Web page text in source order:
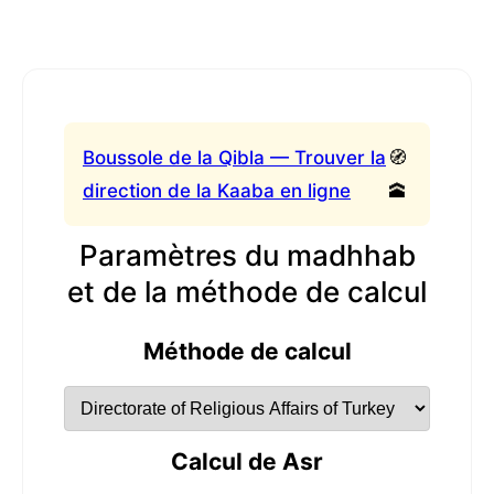
Boussole de la Qibla — Trouver la
direction de la Kaaba en ligne
🧭
🕋
Paramètres du madhhab
et de la méthode de calcul
Méthode de calcul
Calcul de Asr